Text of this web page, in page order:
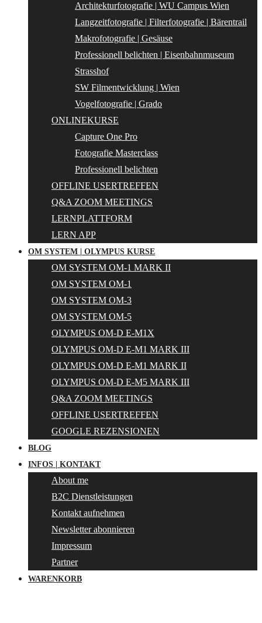
Architekturfotografie | WU Campus Wien
Langzeitfotografie | Filterfotografie | Bärentrail
Makrofotografie | Gesäuse
Professionell belichten | Eisenbahnmuseum
Strasshof
SW Filmentwicklung | Wien
Vogelfotografie | Grado
ONLINEKURSE
Capture One Pro
Fotografie Masterclass
Professionell belichten
OFFLINE USERTREFFEN
Q&A ZOOM MEETINGS
LERNPLATTFORM
LERN APP
OM SYSTEM | OLYMPUS KURSE
OM SYSTEM OM-1 MARK II
OM SYSTEM OM-1
OM SYSTEM OM-3
OM SYSTEM OM-5
OLYMPUS OM-D E-M1X
OLYMPUS OM-D E-M1 MARK III
OLYMPUS OM-D E-M1 MARK II
OLYMPUS OM-D E-M5 MARK III
Q&A ZOOM MEETINGS
OFFLINE USERTREFFEN
GOOGLE REZENSIONEN
BLOG
INFOS | KONTAKT
About me
B2C Dienstleistungen
Kontakt aufnehmen
Newsletter abonnieren
Impressum
Partner
WARENKORB